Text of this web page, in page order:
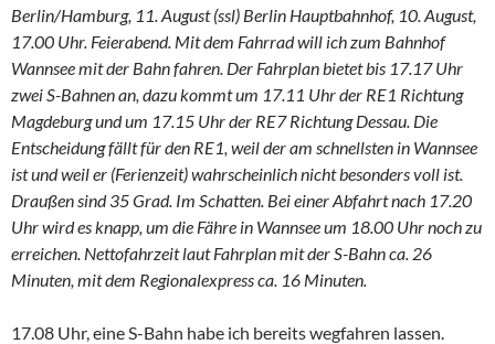
Berlin/Hamburg, 11. August (ssl) Berlin Hauptbahnhof, 10. August,
17.00 Uhr. Feierabend. Mit dem Fahrrad will ich zum Bahnhof
Wannsee mit der Bahn fahren. Der Fahrplan bietet bis 17.17 Uhr
zwei S-Bahnen an, dazu kommt um 17.11 Uhr der RE1 Richtung
Magdeburg und um 17.15 Uhr der RE7 Richtung Dessau. Die
Entscheidung fällt für den RE1, weil der am schnellsten in Wannsee
ist und weil er (Ferienzeit) wahrscheinlich nicht besonders voll ist.
Draußen sind 35 Grad. Im Schatten. Bei einer Abfahrt nach 17.20
Uhr wird es knapp, um die Fähre in Wannsee um 18.00 Uhr noch zu
erreichen. Nettofahrzeit laut Fahrplan mit der S-Bahn ca. 26
Minuten, mit dem Regionalexpress ca. 16 Minuten.
17.08 Uhr, eine S-Bahn habe ich bereits wegfahren lassen.